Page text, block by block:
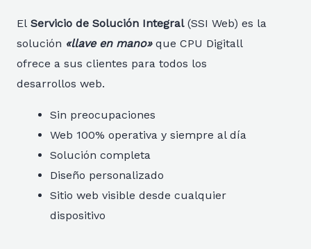
El Servicio de Solución Integral(SSI Web) es la
solución «llave en mano» que CPU Digitall
ofrece a sus clientes para todos los
desarrollos web.
Sin preocupaciones
Web 100% operativa y siempre al día
Solución completa
Diseño personalizado
Sitio web visible desde cualquier
dispositivo